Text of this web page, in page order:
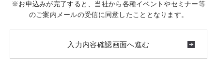
※お申込みが完了すると、当社から各種イベントやセミナー等
のご案内メールの受信に同意したこととなります。